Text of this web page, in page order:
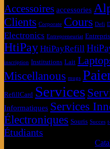
Accessoires accessories
Clients Corporate Cours Defi
Electronics Entrepreneuriat
HtiPay HtiPayRefill
inscription Institutions Lait
Miscellanous mugs
RefillCard Services
Informatiques Services
Électroniques Souris Succes
Étudiants